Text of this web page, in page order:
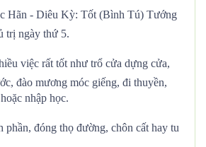
Hãn - Diêu Kỳ: Tốt (Bình Tú) Tướng
trị ngày thứ 5.
việc rất tốt như trổ cửa dựng cửa,
đào mương móc giếng, đi thuyền,
nhập học.
phần, đóng thọ đường, chôn cất hay tu